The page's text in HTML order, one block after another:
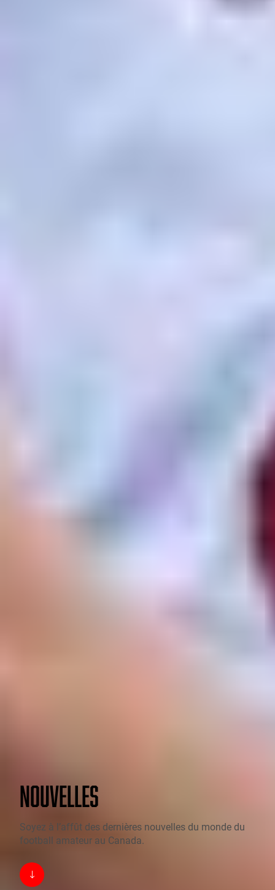
NOUVELLES
Soyez à l’affût des dernières nouvelles du monde du
football amateur au Canada.